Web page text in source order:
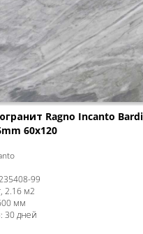
Ragno Incanto
60х120
-99
2.16 м2
мм
30 дней